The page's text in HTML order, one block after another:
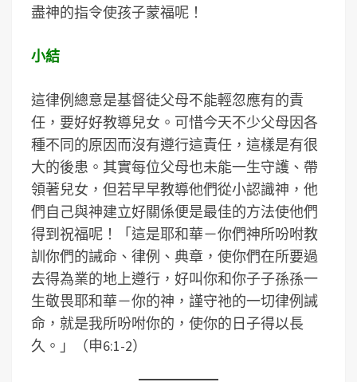
盡神的指令使孩子蒙福呢！
小結
這律例總意是基督徒父母不能輕忽應有的責
任，要好好教導兒女。可惜今天不少父母因各
種不同的原因而沒有遵行這責任，這樣是有很
大的後患。其實每位父母也未能一生守護、帶
領著兒女，但若早早教導他們從小認識神，他
們自己與神建立好關係便是最佳的方法使他們
得到祝福呢！「這是耶和華－你們神所吩咐教
訓你們的誡命、律例、典章，使你們在所要過
去得為業的地上遵行，好叫你和你子子孫孫一
生敬畏耶和華－你的神，謹守祂的一切律例誡
命，就是我所吩咐你的，使你的日子得以長
久。」（申6:1-2）